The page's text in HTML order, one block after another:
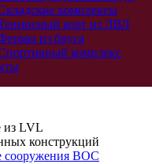
комплексы
корт из ЛВЛ
из бруса
комплекс
из LVL
конструкций
сооружения ВОС